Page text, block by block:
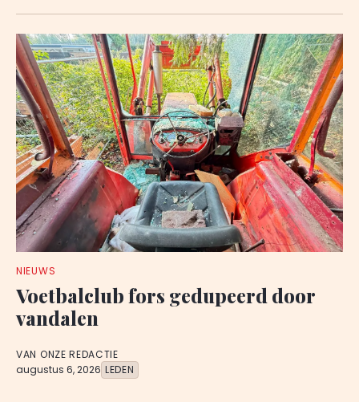
NIEUWS
Voetbalclub fors gedupeerd door
vandalen
VAN ONZE REDACTIE
augustus 6, 2026 LEDEN